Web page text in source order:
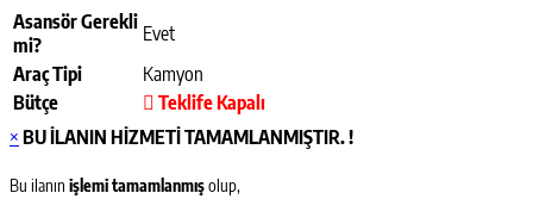
Asansör Gerekli
mi?
Evet
Araç Tipi
Kamyon
Bütçe
Teklife Kapalı
× BU İLANIN HİZMETİ TAMAMLANMIŞTIR. !
Bu ilanın işlemi tamamlanmışolup,